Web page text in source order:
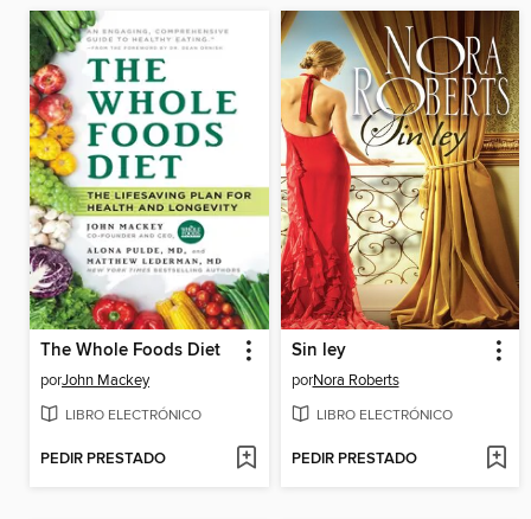
The Whole Foods Diet
porJohn Mackey
LIBRO ELECTRÓNICO
PEDIR PRESTADO
Sin ley
porNora Roberts
LIBRO ELECTRÓNICO
PEDIR PRESTADO